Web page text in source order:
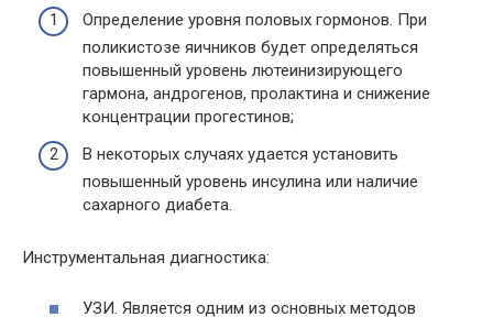
Определение уровня половых гормонов. При
поликистозе яичников будет определяться
повышенный уровень лютеинизирующего
гармона, андрогенов, пролактина и снижение
концентрации прогестинов;
В некоторых случаях удается установить
повышенный уровень инсулина или наличие
сахарного диабета.
Инструментальная диагностика:
УЗИ. Является одним из основных методов